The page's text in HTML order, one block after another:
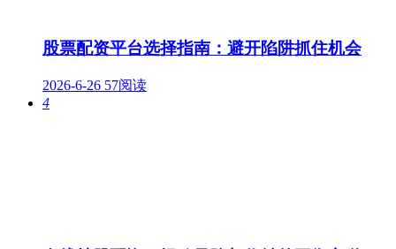
股票配资平台选择指南：避开陷阱抓住机会
2026-6-26 57阅读
4